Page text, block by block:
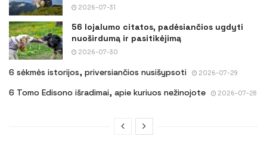
2026-07-31
56 lojalumo citatos, padėsiančios ugdyti
nuoširdumą ir pasitikėjimą
2026-07-30
6 sėkmės istorijos, priversiančios nusišypsoti 2026-07-29
6 Tomo Edisono išradimai, apie kuriuos nežinojote 2026-07-28